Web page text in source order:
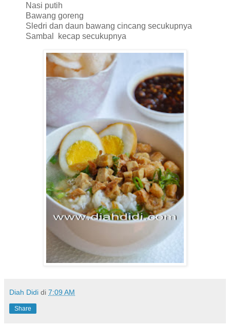
Nasi putih
Bawang goreng
Sledri dan daun bawang cincang secukupnya
Sambal kecap secukupnya
Diah Didi di 7:09 AM
Share